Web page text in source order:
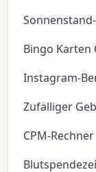
Bingo Karten
Instagram-
Zufälliger
CPM-Rechner